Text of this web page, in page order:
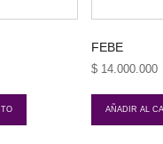
FEBE
$14.000.000
AÑADIR AL